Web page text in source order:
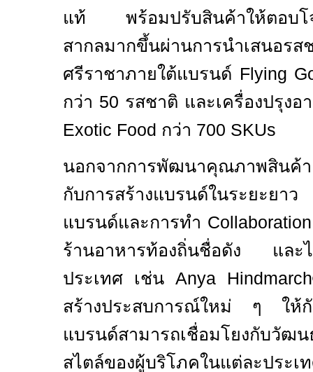
แท้ พร้อมปรับสินค้าให้ตอบโ
สากลมากขึ้นผ่านการนำเสนอรส
ศรีราชาภายใต้แบรนด์ Flying
กว่า 50 รสชาติ และเครื่องปรุง
Exotic Food กว่า 700 SKUs
นอกจากการพัฒนาคุณภาพสินค้
กับการสร้างแบรนด์ในระยะยา
แบรนด์และการทำ
ร้านอาหารท้องถิ่นชื่อดัง และไ
ประเทศ เช่น Anya
สร้างประสบการณ์ใหม่ ๆ ให้
แบรนด์สามารถเชื่อมโยงกับวัฒ
สไตล์ของผู้บริโภคในแต่ละประเ